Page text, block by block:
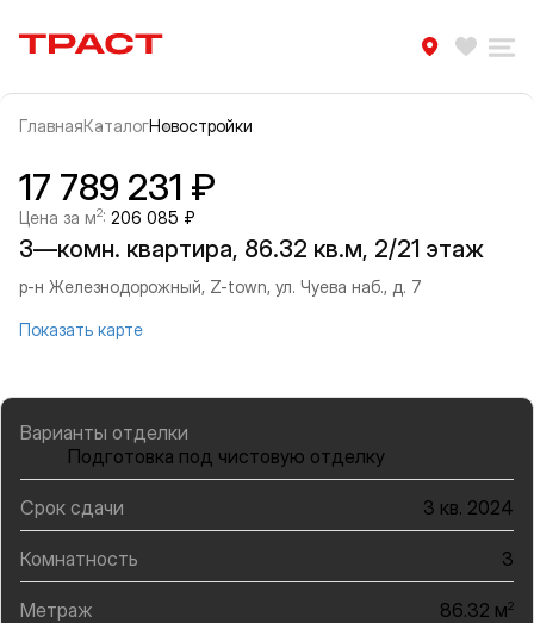
Траст | Служба недвижимости
ГлавнаяКаталогНовостройки
Информация об объекте
Галерея
17 789 231 ₽
Цена за м2: 206 085 ₽
3—комн. квартира, 86.32 кв.м, 2/21 этаж
р-н Железнодорожный, Z-town, ул. Чуева наб., д. 7
Показать карте
Варианты отделки
Подготовка под чистовую отделку
Срок сдачи 3 кв. 2024
Комнатность 3
Метраж 86.32 м2